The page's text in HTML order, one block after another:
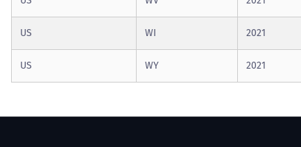
US WI 2021
US WY 2021